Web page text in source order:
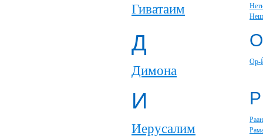
Гиватаим
Д
Димона
О
Ор-
И
Иерусалим
Р